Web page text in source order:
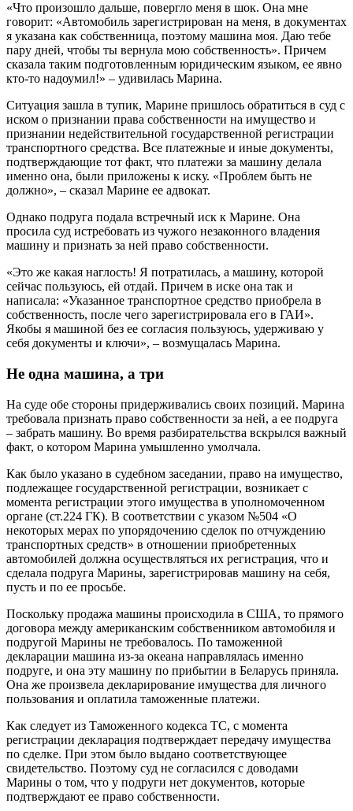
«Что произошло дальше, повергло меня в шок. Она мне
говорит: «Автомобиль зарегистрирован на меня, в документах
я указана как собственница, поэтому машина моя. Даю тебе
пару дней, чтобы ты вернула мою собственность». Причем
сказала таким подготовленным юридическим языком, ее явно
кто-то надоумил!» – удивилась Марина.
Ситуация зашла в тупик, Марине пришлось обратиться в суд с
иском о признании права собственности на имущество и
признании недействительной государственной регистрации
транспортного средства. Все платежные и иные документы,
подтверждающие тот факт, что платежи за машину делала
именно она, были приложены к иску. «Проблем быть не
должно», – сказал Марине ее адвокат.
Однако подруга подала встречный иск к Марине. Она
просила суд истребовать из чужого незаконного владения
машину и признать за ней право собственности.
«Это же какая наглость! Я потратилась, а машину, которой
сейчас пользуюсь, ей отдай. Причем в иске она так и
написала: «Указанное транспортное средство приобрела в
собственность, после чего зарегистрировала его в ГАИ».
Якобы я машиной без ее согласия пользуюсь, удерживаю у
себя документы и ключи», – возмущалась Марина.
Не одна машина, а три
На суде обе стороны придерживались своих позиций. Марина
требовала признать право собственности за ней, а ее подруга
– забрать машину. Во время разбирательства вскрылся важный
факт, о котором Марина умышленно умолчала.
Как было указано в судебном заседании, право на имущество,
подлежащее государственной регистрации, возникает с
момента регистрации этого имущества в уполномоченном
органе (ст.224 ГК). В соответствии с указом №504 «О
некоторых мерах по упорядочению сделок по отчуждению
транспортных средств» в отношении приобретенных
автомобилей должна осуществляться их регистрация, что и
сделала подруга Марины, зарегистрировав машину на себя,
пусть и по ее просьбе.
Поскольку продажа машины происходила в США, то прямого
договора между американским собственником автомобиля и
подругой Марины не требовалось. По таможенной
декларации машина из-за океана направлялась именно
подруге, и она эту машину по прибытии в Беларусь приняла.
Она же произвела декларирование имущества для личного
пользования и оплатила таможенные платежи.
Как следует из Таможенного кодекса ТС, с момента
регистрации декларация подтверждает передачу имущества
по сделке. При этом было выдано соответствующее
свидетельство. Поэтому суд не согласился с доводами
Марины о том, что у подруги нет документов, которые
подтверждают ее право собственности.